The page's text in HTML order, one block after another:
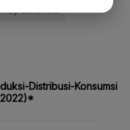
#Update Me